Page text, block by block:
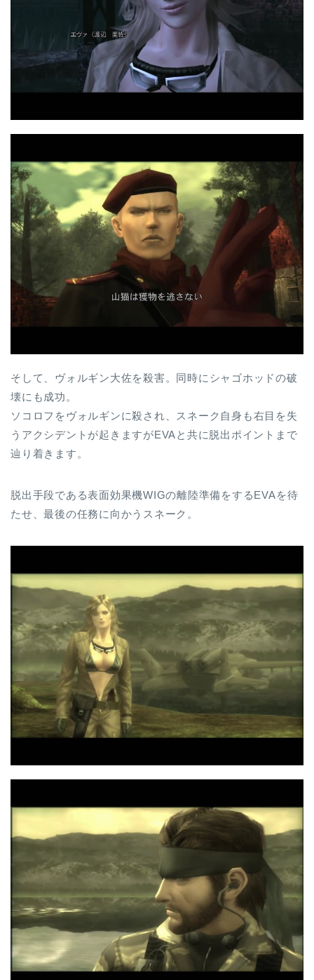
そして、ヴォルギン大佐を殺害。同時にシャゴホッドの破
壊にも成功。
ソコロフをヴォルギンに殺され、スネーク自身も右目を失
うアクシデントが起きますがEVAと共に脱出ポイントまで
辿り着きます。
脱出手段である表面効果機WIGの離陸準備をするEVAを待
たせ、最後の任務に向かうスネーク。